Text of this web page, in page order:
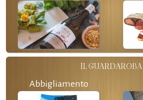
IL GUARDAROBA
Abbigliamento